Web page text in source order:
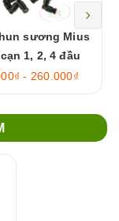
sương Mius
1, 2, 4 đầu
- 260.000₫